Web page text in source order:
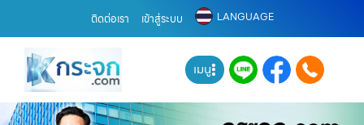
ติดต่อเรา เข้าสู่ระบบ LANGUAGE
เมนู